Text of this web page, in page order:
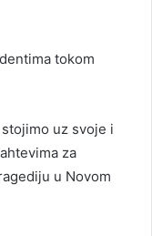
tokom
uz svoje i
za
u Novom